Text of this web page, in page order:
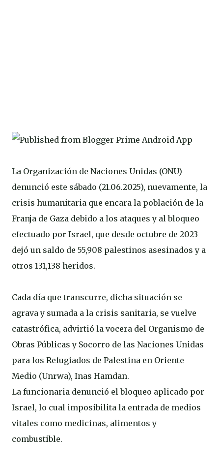
La Organización de Naciones Unidas (ONU)
denunció este sábado (21.06.2025), nuevamente, la
crisis humanitaria que encara la población de la
Franja de Gaza debido a los ataques y al bloqueo
efectuado por Israel, que desde octubre de 2023
dejó un saldo de 55,908 palestinos asesinados y a
otros 131,138 heridos.
Cada día que transcurre, dicha situación se
agrava y sumada a la crisis sanitaria, se vuelve
catastrófica, advirtió la vocera del Organismo de
Obras Públicas y Socorro de las Naciones Unidas
para los Refugiados de Palestina en Oriente
Medio (Unrwa), Inas Hamdan.
La funcionaria denunció el bloqueo aplicado por
Israel, lo cual imposibilita la entrada de medios
vitales como medicinas, alimentos y
combustible.